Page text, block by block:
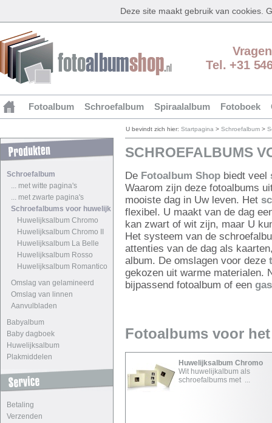
Deze site maakt gebruik van cookies.
Tel. +31
Fotoalbum Schroefalbum Spiraalalbum Fotoboek
Schroefalbum
... met witte pagina's
... met zwarte pagina's
Schroefalbums voor huwelijk
Huwelijksalbum Chromo
Huwelijksalbum Chromo II
Huwelijksalbum La Belle
Huwelijksalbum Rosso
Huwelijksalbum Romantico
Omslag van gelamineerd
Omslag van linnen
Aanvulbladen
Babyalbum
Baby dagboek
Huwelijksalbum
Plakmiddelen
Betaling
Verzenden
U bevindt zich hier: Startpagina > Schroefalbum >
SCHROEFALBUMS
De Fotoalbum Shop biedt veel
Waarom zijn deze fotoalbums
mooiste dag in Uw leven. Het
flexibel. U maakt van de dag
kan zwart of wit zijn, maar U
Het systeem van de
attenties van de dag als
album. De omslagen voor deze
gekozen uit warme materialen.
bijpassend fotoalbum of een
Fotoalbums voor
Huwelijksalbum Chromo
Wit huwelijkalbum als
schroefalbums met ...